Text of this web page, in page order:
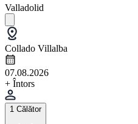
Valladolid
Collado Villalba
07.08.2026
+ Întors
1 Călător